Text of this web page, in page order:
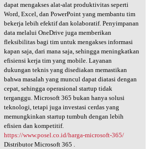
dapat mengakses alat-alat produktivitas seperti
Word, Excel, dan PowerPoint yang membantu tim
bekerja lebih efektif dan kolaboratif. Penyimpanan
data melalui OneDrive juga memberikan
fleksibilitas bagi tim untuk mengakses informasi
kapan saja, dari mana saja, sehingga meningkatkan
efisiensi kerja tim yang mobile. Layanan
dukungan teknis yang disediakan memastikan
bahwa masalah yang muncul dapat diatasi dengan
cepat, sehingga operasional startup tidak
terganggu. Microsoft 365 bukan hanya solusi
teknologi, tetapi juga investasi cerdas yang
memungkinkan startup tumbuh dengan lebih
efisien dan kompetitif.
https://www.posel.co.id/harga-microsoft-365/
Distributor Microsoft 365 .